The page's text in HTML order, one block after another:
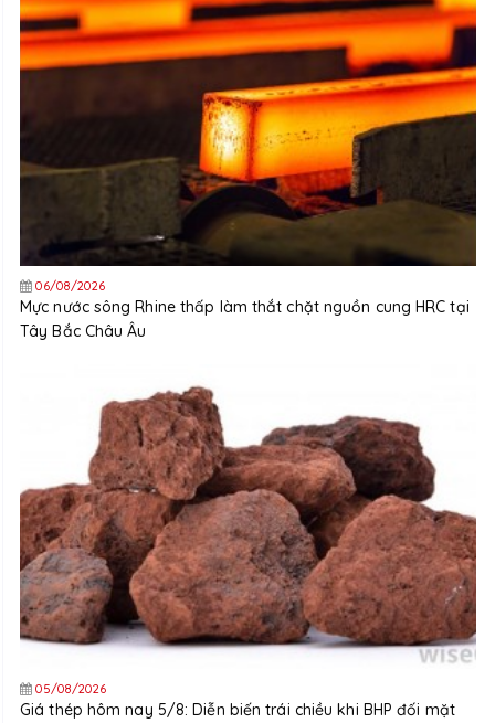
06/08/2026
Mực nước sông Rhine thấp làm thắt chặt nguồn cung HRC tại
Tây Bắc Châu Âu
05/08/2026
Giá thép hôm nay 5/8: Diễn biến trái chiều khi BHP đối mặt